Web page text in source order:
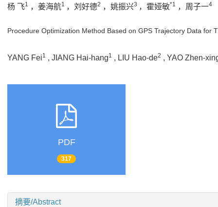
杨 飞1 ，姜海航1 ，刘好德2 ，姚振兴3 ，霍娅敏*1 ，周子一4
Procedure Optimization Method Based on GPS Trajectory Data
YANG Fei1 , JIANG Hai-hang1 , LIU Hao-de2 , YAO Zhen-
PDF
317
摘要/Abstract